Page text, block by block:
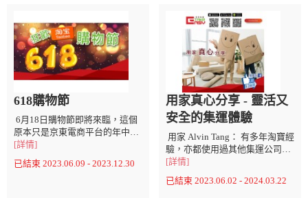
可能取得今天的小成就。在20週
年之際，我們希望向所有新舊...
618購物節
6月18日購物節即將來臨，這個
原本只是京東電商平台的年中促
銷日，現在已演變成了許多電商
初，京東的創始人劉強東在1998
[詳情]
已結束 2023.06.09 - 2023.12.30
用家真心分享 - 靈活又
安全的集運體驗
用家 Alvin Tang： 有多年淘寶經
驗，亦都使用過其他集運公司，
相比之下易取集運運輸速度快
心。自此之後我便成為了易取集
[詳情]
已結束 2023.06.02 - 2024.03.22